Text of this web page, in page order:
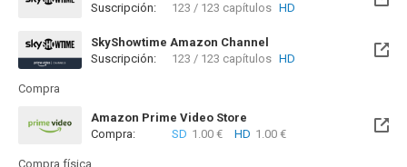
Disponible hasta el Sab, 19 Jun 2027 (Quedan 10 meses)
Suscripción: 123 / 123 capítulos HD
SkyShowtime Amazon Channel
Suscripción:
123 / 123 capítulos HD
Compra
Amazon Prime Video Store
Compra:
SD 1.00 € HD 1.00 €
Compra física